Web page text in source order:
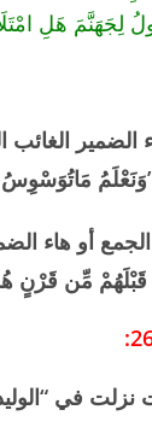
الضمير
أو هاء
قَبْلَهُمْ مِّن قَرْنٍ
في